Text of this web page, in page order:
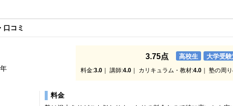
口コミ
3.75点 高校生 大学受
料金:3.0｜ 講師:4.0｜ カリキュラム・教材:4.0｜ 塾の周
料金